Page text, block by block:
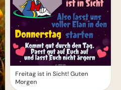
Freitag ist in Sicht! Guten
Morgen